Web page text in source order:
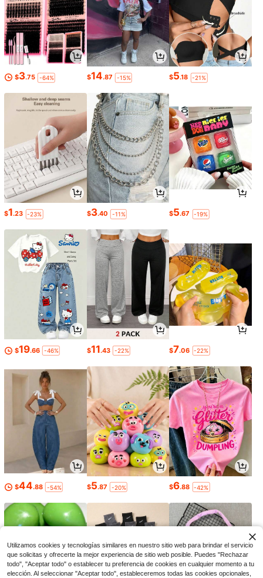
$3.75 -64% $14.87 -15% $5.18 -21%
$1.23 -23% $3.40 -11% $5.67 -19%
$19.66 -46% $11.43 -22% $7.06 -22%
$44.88 -54% $5.87 -20% $6.88 -42%
Utilizamos cookies y tecnologías similares en nuestro sitio web para brindar el servicio
que solicitas y ofrecerte la mejor experiencia de sitio web posible. Puedes "Rechazar
todo", "Aceptar todo" o establecer tu preferencia de cookies en cualquier momento a tu
elección. Al seleccionar "Aceptar todo", estableceremos todas las cookies opcionales,